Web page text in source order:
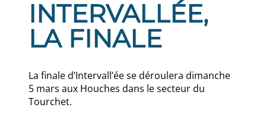
INTERVALLÉE,
LA FINALE
La finale d’Intervall’ée se déroulera dimanche
5 mars aux Houches dans le secteur du
Tourchet.